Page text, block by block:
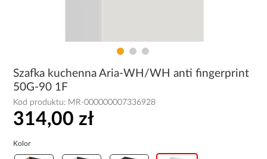
Szafka kuchenna Aria-WH/WH anti fingerprint
50G-90 1F
Kod produktu: MR-000000007336928
314,00 zł
Kolor